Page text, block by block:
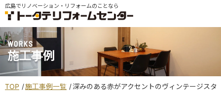
広島でリノベーション・リフォームのことなら
WORKS
施工事例
TOP 施工事例一覧
深みのある赤がアクセントのヴィンテージスタ